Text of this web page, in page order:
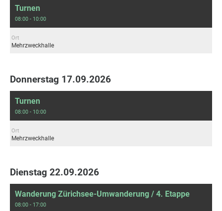
Turnen
08:00 - 10:00
Ort
Mehrzweckhalle
Donnerstag 17.09.2026
Turnen
08:00 - 10:00
Ort
Mehrzweckhalle
Dienstag 22.09.2026
Wanderung Zürichsee-Umwanderung / 4. Etappe
08:00 - 17:00